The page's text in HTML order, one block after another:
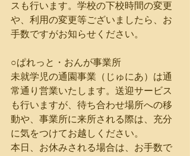
スも行います。学校の下校時間の変更
や、利用の変更等ございましたら、お
手数ですがお知らせください。
○ぱれっと・おんが事業所
未就学児の通園事業（じゅにあ）は通
常通り営業いたします。送迎サービス
も行いますが、待ち合わせ場所への移
動や、事業所に来所される際は、充分
に気をつけてお越しください。
本日、お休みされる場合は、お手数で